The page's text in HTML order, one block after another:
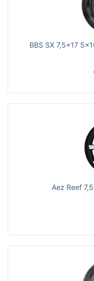
BBS SX 7,5x17
Aez Reef